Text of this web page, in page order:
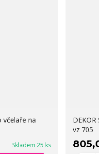
včelaře na
Skladem 25 ks
DEKOR
vz 705